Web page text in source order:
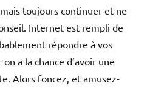
toujours continuer et ne
Internet est rempli de
répondre à vos
a la chance d’avoir une
Alors foncez, et amusez-